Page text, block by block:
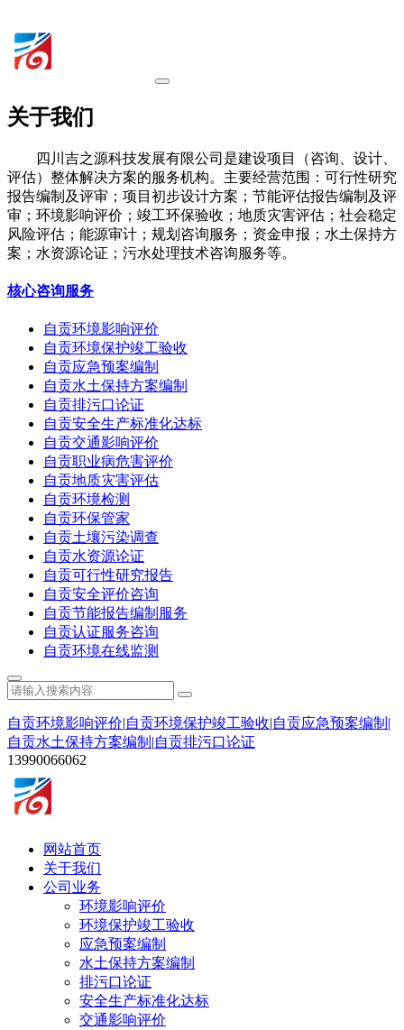
关于我们
四川吉之源科技发展有限公司是建设项目（咨询、设计、
评估）整体解决方案的服务机构。主要经营范围：可行性研究
报告编制及评审；项目初步设计方案；节能评估报告编制及评
审；环境影响评价；竣工环保验收；地质灾害评估；社会稳定
风险评估；能源审计；规划咨询服务；资金申报；水土保持方
案；水资源论证；污水处理技术咨询服务等。
核心咨询服务
自贡环境影响评价
自贡环境保护竣工验收
自贡应急预案编制
自贡水土保持方案编制
自贡排污口论证
自贡安全生产标准化达标
自贡交通影响评价
自贡职业病危害评价
自贡地质灾害评估
自贡环境检测
自贡环保管家
自贡土壤污染调查
自贡水资源论证
自贡可行性研究报告
自贡安全评价咨询
自贡节能报告编制服务
自贡认证服务咨询
自贡环境在线监测
自贡环境影响评价|自贡环境保护竣工验收|自贡应急预案编制 |
自贡水土保持方案编制 |自贡排污口论证
13990066062
网站首页
关于我们
公司业务
环境影响评价
环境保护竣工验收
应急预案编制
水土保持方案编制
排污口论证
安全生产标准化达标
交通影响评价